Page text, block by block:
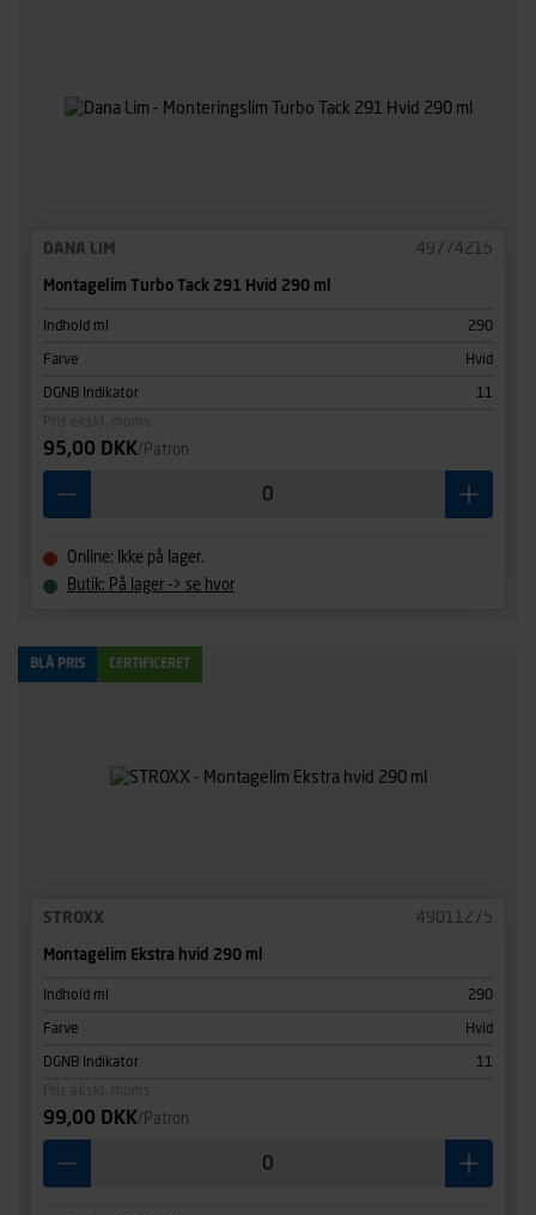
DANA LIM 49774215
Montagelim Turbo Tack 291 Hvid 290 ml
Indhold ml 290
Farve Hvid
DGNB Indikator
11
95,00 DKK/Patron
Online: Ikke på lager.
Butik: På lager -> se hvor
BLÅ PRIS CERTIFICERET
STROXX 49011275
Montagelim Ekstra hvid 290 ml
Indhold ml 290
Farve Hvid
DGNB Indikator
11
99,00 DKK/Patron